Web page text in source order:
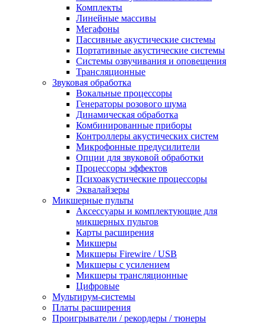
Комплекты
Линейные массивы
Мегафоны
Пассивные акустические системы
Портативные акустические системы
Системы озвучивания и оповещения
Трансляционные
Звуковая обработка
Вокальные процессоры
Генераторы розового шума
Динамическая обработка
Комбинированные приборы
Контроллеры акустических систем
Микрофонные предусилители
Опции для звуковой обработки
Процессоры эффектов
Психоакустические процессоры
Эквалайзеры
Микшерные пульты
Аксессуары и комплектующие для
микшерных пультов
Карты расширения
Микшеры
Микшеры Firewire / USB
Микшеры с усилением
Микшеры трансляционные
Цифровые
Мультирум-системы
Платы расширения
Проигрыватели / рекордеры / тюнеры